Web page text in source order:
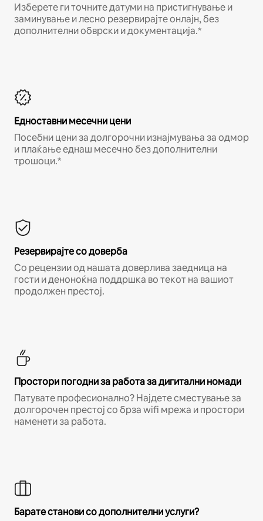
Изберете ги точните датуми на пристигнување и
заминување и лесно резервирајте онлајн, без
дополнителни обврски и документација.*
Едноставни месечни цени
Посебни цени за долгорочни изнајмувања за одмор
и плаќање еднаш месечно без дополнителни
трошоци.*
Резервирајте со доверба
Со рецензии од нашата доверлива заедница на
гости и деноноќна поддршка во текот на вашиот
продолжен престој.
Простори погодни за работа за дигитални номади
Патувате професионално? Најдете сместување за
долгорочен престој со брза wifi мрежа и простори
наменети за работа.
Барате станови со дополнителни услуги?